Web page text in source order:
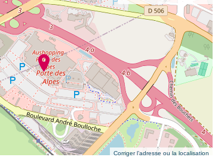
Corriger l’adresse ou la localisation